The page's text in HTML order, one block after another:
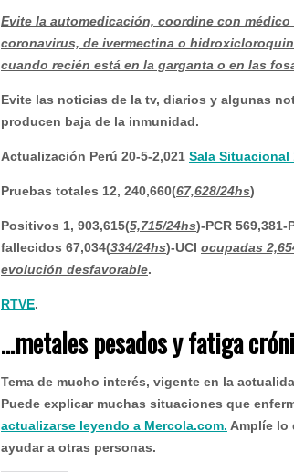
metales
pesados
y
crónica.
Evite la automedicación, coordine con
coronavirus, de ivermectina o
cuando recién está en la garganta o en las
Evite las noticias de la tv, diarios y algunas
producen baja de la inmunidad.
Actualización Perú 20-5-2,021 Sala Situacional
Pruebas totales 12, 240,660(67,628/24hs)
Positivos 1, 903,615(5,715/24hs)-PCR
fallecidos 67,034(334/24hs)-UCI ocupadas
evolución desfavorable.
RTVE.
…metales pesados y fatiga
Tema de mucho interés, vigente en la
Puede explicar muchas situaciones que
actualizarse leyendo a Mercola.com. Amplíe lo
ayudar a otras personas.